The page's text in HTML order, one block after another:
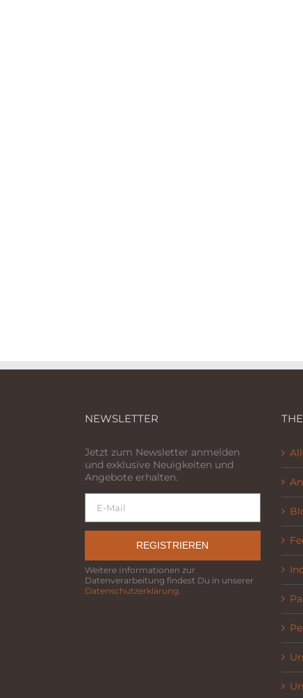
NEWSLETTER
Jetzt zum Newsletter anmelden
und exklusive Neuigkeiten und
Angebote erhalten.
REGISTRIEREN
Weitere Informationen zur
Datenverarbeitung findest Du in unserer
Datenschutzerklärung